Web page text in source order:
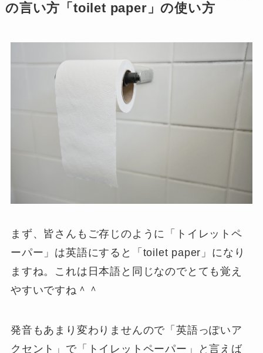
の言い方「toilet paper」の使い方
まず、皆さんもご存じのように「トイレットペ
ーパー」は英語にすると「 toilet paper 」になり
ますね。これは日本語と同じなのでとても覚え
やすいですね＾＾
発音もあまり変わりませんので「英語っぽいア
クセント」で「トイレットペーパー」と言えば